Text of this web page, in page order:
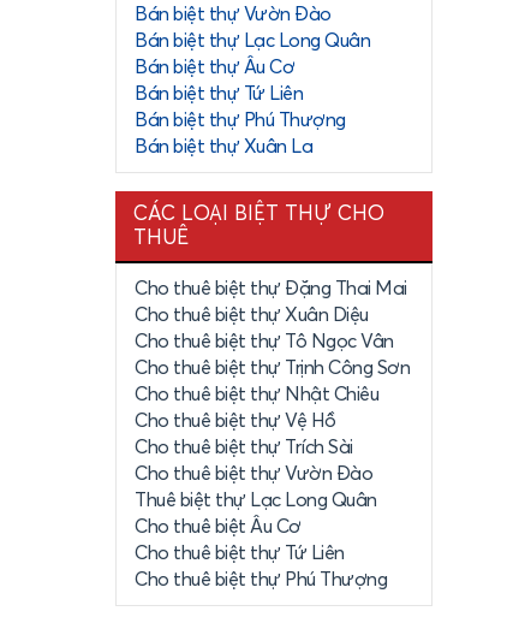
Bán biệt thự Vườn Đào
Bán biệt thự Lạc Long Quân
Bán biệt thự Âu Cơ
Bán biệt thự Tứ Liên
Bán biệt thự Phú Thượng
Bán biệt thự Xuân La
CÁC LOẠI BIỆT THỰ CHO
THUÊ
Cho thuê biệt thự Đặng Thai Mai
Cho thuê biệt thự Xuân Diệu
Cho thuê biệt thự Tô Ngọc Vân
Cho thuê biệt thự Trịnh Công Sơn
Cho thuê biệt thự Nhật Chiêu
Cho thuê biệt thự Vệ Hồ
Cho thuê biệt thự Trích Sài
Cho thuê biệt thự Vườn Đào
Thuê biệt thự Lạc Long Quân
Cho thuê biệt Âu Cơ
Cho thuê biệt thự Tứ Liên
Cho thuê biệt thự Phú Thượng